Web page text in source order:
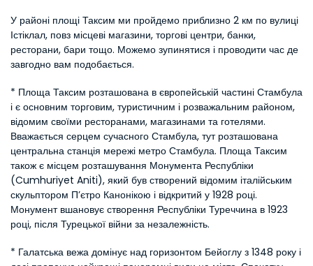
У районі площі Таксим ми пройдемо приблизно 2 км по вулиці
Істіклал, повз місцеві магазини, торгові центри, банки,
ресторани, бари тощо. Можемо зупинятися і проводити час де
завгодно вам подобається.
* Площа Таксим розташована в європейській частині Стамбула
і є основним торговим, туристичним і розважальним районом,
відомим своїми ресторанами, магазинами та готелями.
Вважається серцем сучасного Стамбула, тут розташована
центральна станція мережі метро Стамбула. Площа Таксим
також є місцем розташування Монумента Республіки
(Cumhuriyet Aniti), який був створений відомим італійським
скульптором П’єтро Канонікою і відкритий у 1928 році.
Монумент вшановує створення Республіки Туреччина в 1923
році, після Турецької війни за незалежність.
* Галатська вежа домінує над горизонтом Бейоглу з 1348 року і